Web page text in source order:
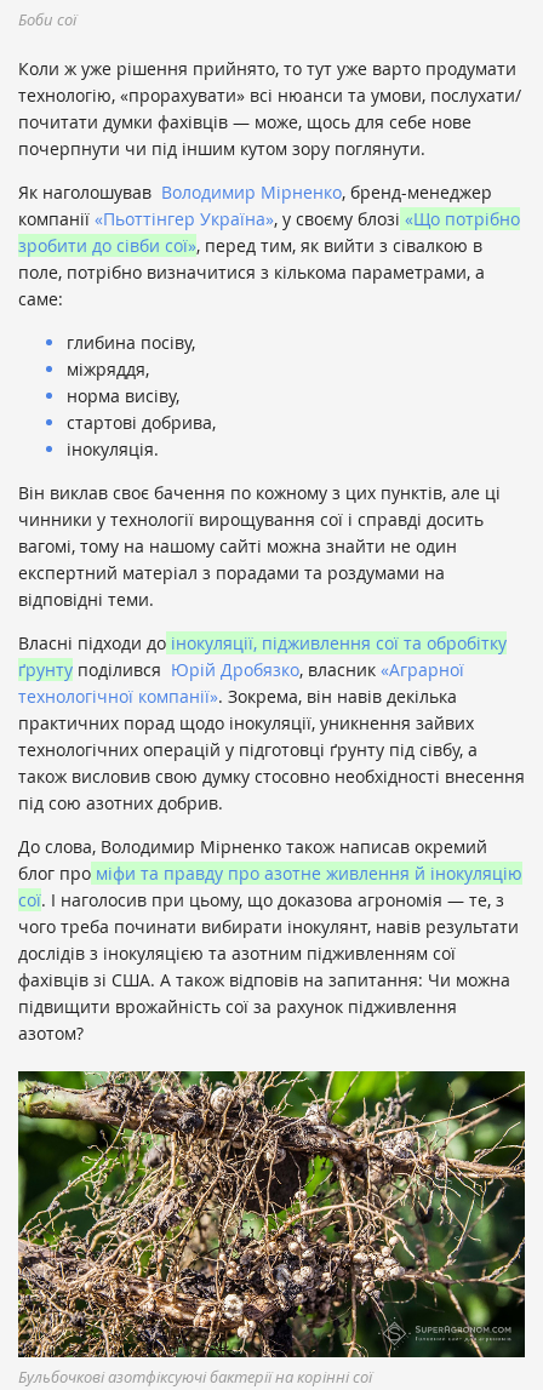
Боби сої
Коли ж уже рішення прийнято, то тут уже варто продумати
технологію, «прорахувати» всі нюанси та умови, послухати/
почитати думки фахівців — може, щось для себе нове
почерпнути чи під іншим кутом зору поглянути.
Як наголошував Володимир Мірненко, бренд-менеджер
компанії «Пьоттінгер Україна», у своєму блозі «Що потрібно
зробити до сівби сої», перед тим, як вийти з сівалкою в
поле, потрібно визначитися з кількома параметрами, а
саме:
глибина посіву,
міжряддя,
норма висіву,
стартові добрива,
інокуляція.
Він виклав своє бачення по кожному з цих пунктів, але ці
чинники у технології вирощування сої і справді досить
вагомі, тому на нашому сайті можна знайти не один
експертний матеріал з порадами та роздумами на
відповідні теми.
Власні підходи до інокуляції, підживлення сої та обробітку
ґрунту поділився Юрій Дробязко, власник «Аграрної
технологічної компанії». Зокрема, він навів декілька
практичних порад щодо інокуляції, уникнення зайвих
технологічних операцій у підготовці ґрунту під сівбу, а
також висловив свою думку стосовно необхідності внесення
під сою азотних добрив.
До слова, Володимир Мірненко також написав окремий
блог про міфи та правду про азотне живлення й інокуляцію
сої. І наголосив при цьому, що доказова агрономія — те, з
чого треба починати вибирати інокулянт, навів результати
дослідів з інокуляцією та азотним підживленням сої
фахівців зі США. А також відповів на запитання: Чи можна
підвищити врожайність сої за рахунок підживлення
азотом?
Бульбочкові азотфіксуючі бактерії на корінні сої